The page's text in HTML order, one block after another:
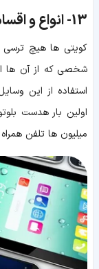
13- انواع و
کویتی ها هیچ ترسی
شخصی که از آن ها
استفاده از این
اولین بار هدست
میلیون ها تلفن